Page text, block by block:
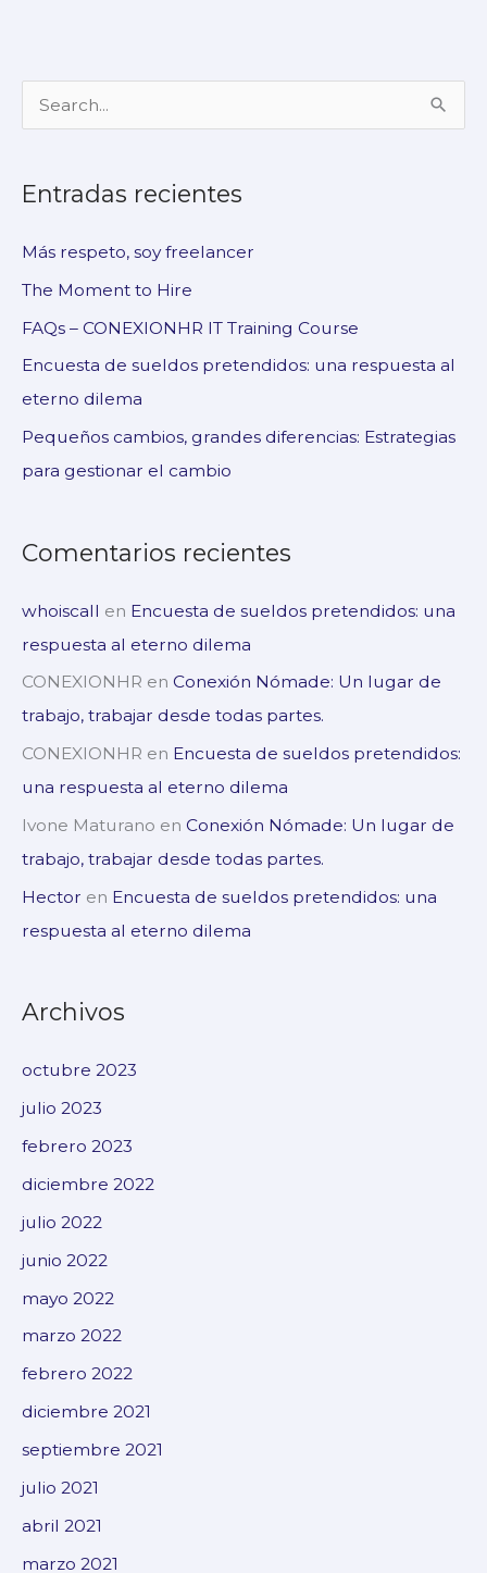
a
Entradas recientes
Más respeto, soy freelancer
The Moment to Hire
FAQs – CONEXIONHR IT Training Course
Encuesta de sueldos pretendidos: una respuesta al
eterno dilema
Pequeños cambios, grandes diferencias: Estrategias
para gestionar el cambio
Comentarios recientes
whoiscall en Encuesta de sueldos pretendidos: una
respuesta al eterno dilema
CONEXIONHR en Conexión Nómade: Un lugar de
trabajo, trabajar desde todas partes.
CONEXIONHR en Encuesta de sueldos pretendidos:
una respuesta al eterno dilema
Ivone Maturano en Conexión Nómade: Un lugar de
trabajo, trabajar desde todas partes.
Hector en Encuesta de sueldos pretendidos: una
respuesta al eterno dilema
Archivos
octubre 2023
julio 2023
febrero 2023
diciembre 2022
julio 2022
junio 2022
mayo 2022
marzo 2022
febrero 2022
diciembre 2021
septiembre 2021
julio 2021
abril 2021
marzo 2021